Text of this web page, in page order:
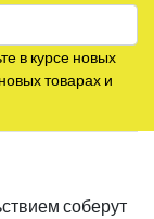
в курсе новых
товарах и
соберут